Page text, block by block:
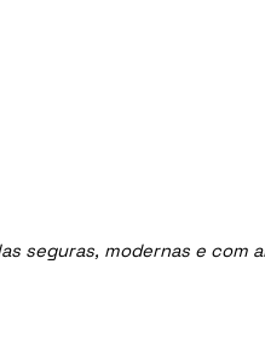
seguras, modernas e com